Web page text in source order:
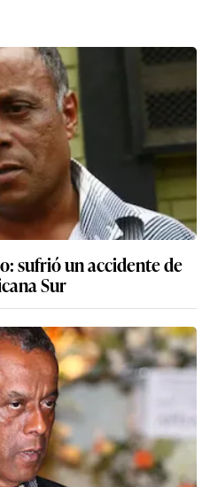
sufrió un accidente de
Sur